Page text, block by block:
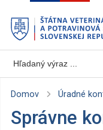
hlavný
obsah
Domov Úradné
Správne